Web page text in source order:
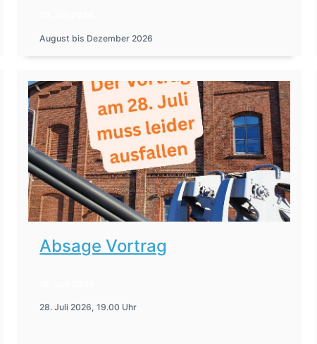
August bis Dezember 2026
Absage Vortrag
28. Juli 2026, 19.00 Uhr